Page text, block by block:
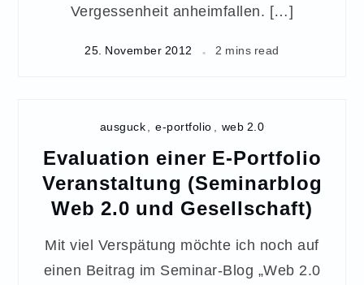
Vergessenheit anheimfallen. […]
25. November 2012 2 mins read
ausguck e-portfolio web 2.0
Evaluation einer E-Portfolio
Veranstaltung (Seminarblog
Web 2.0 und Gesellschaft)
Mit viel Verspätung möchte ich noch auf
einen Beitrag im Seminar-Blog „Web 2.0